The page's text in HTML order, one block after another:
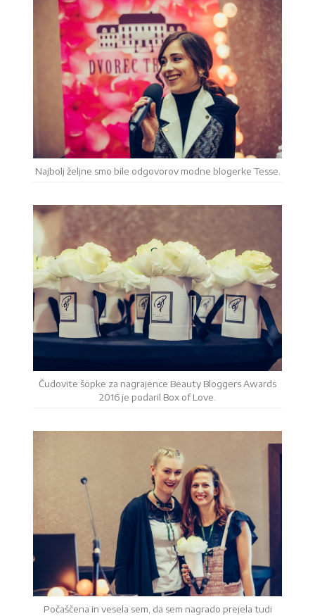
Najbolj željne smo bile odgovorov modne blogerke Tesse.
Čudovite šopke za nagrajence Beauty Bloggers Awards
2016 je podaril Box of Love.
Počaščena in vesela sem, da sem nagrado prejela tudi